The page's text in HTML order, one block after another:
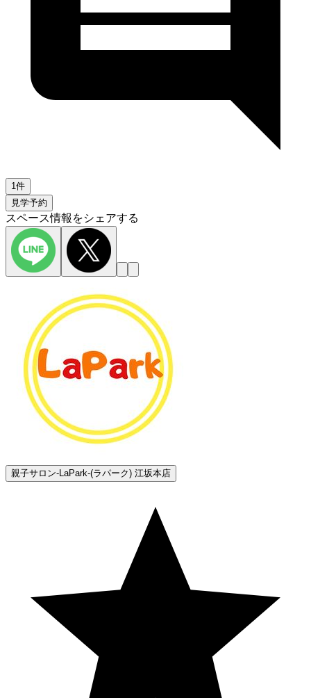
1件
見学予約
スペース情報をシェアする
親子サロン-LaPark-(ラパーク) 江坂本店